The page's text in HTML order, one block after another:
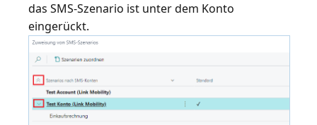
das SMS-Szenario ist unter dem Konto